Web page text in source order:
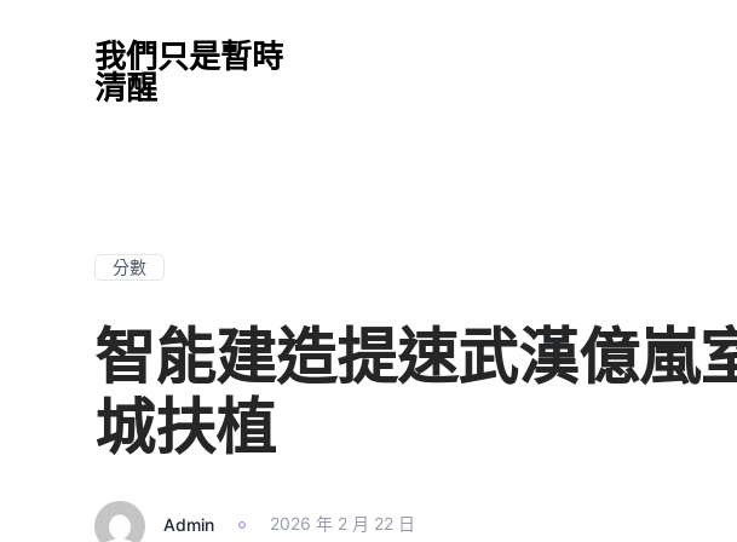
我們只是暫時
清醒
分數
智能建造提速武漢億嵐
城扶植
Admin 2026 年 2 月 22 日